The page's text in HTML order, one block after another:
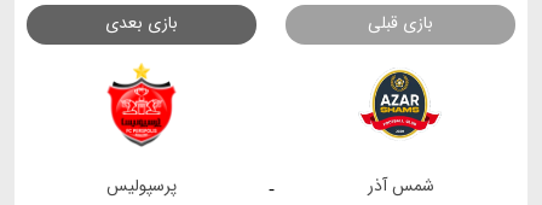
بازی قبلی بازی بعدی
- شمس آذر پرسپولیس